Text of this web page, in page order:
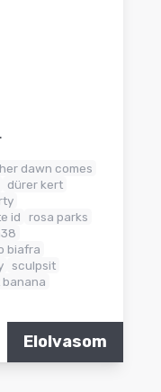
dawn comes
dürer kert
id
rosa parks
biafra
sculpsit
banana
Elolvasom